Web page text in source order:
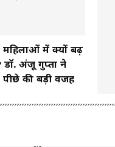
में क्यों बढ़
डॉ. अंजू गुप्ता ने
की बड़ी वजह